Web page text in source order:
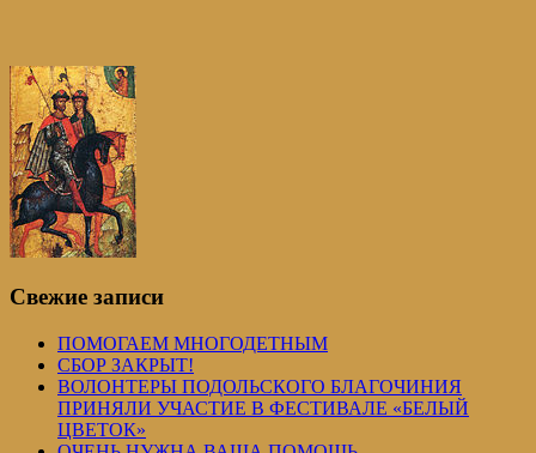
Свежие записи
ПОМОГАЕМ МНОГОДЕТНЫМ
СБОР ЗАКРЫТ!
ВОЛОНТЕРЫ ПОДОЛЬСКОГО БЛАГОЧИНИЯ
ПРИНЯЛИ УЧАСТИЕ В ФЕСТИВАЛЕ «БЕЛЫЙ
ЦВЕТОК»